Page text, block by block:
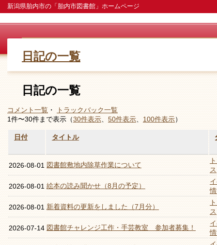
新潟県胎内市の「胎内市図書館」ホームページ
日記の一覧
日記の一覧
コメント一覧 ・
トラックバック一覧
1件〜30件まで表示（30件表示 50件表示 100件表示）
日付 タイトル
2026-08-01 図書館敷地内除草作業について
ス
2026-08-01 絵本の読み聞かせ（8月の予定）
2026-08-01 新着資料の更新をしました（7月分）
ス
2026-07-14 図書館チャレンジ工作・手芸教室 参加者募集！